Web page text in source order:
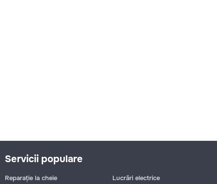
Servicii populare
Reparație la cheie
Lucrări electrice